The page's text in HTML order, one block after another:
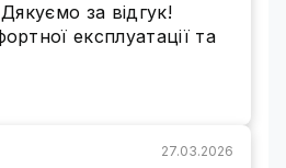
за відгук!
експлуатації та
27.03.2026